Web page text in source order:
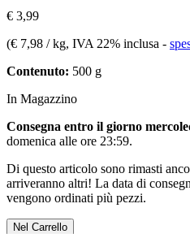
€ 3,99
(€ 7,98 / kg, IVA 22% inclusa -
Contenuto: 500 g
In Magazzino
Consegna entro il giorno
domenica alle ore 23:59.
Di questo articolo sono rimasti
arriveranno altri! La data di
vengono ordinati più pezzi.
Nel Carrello